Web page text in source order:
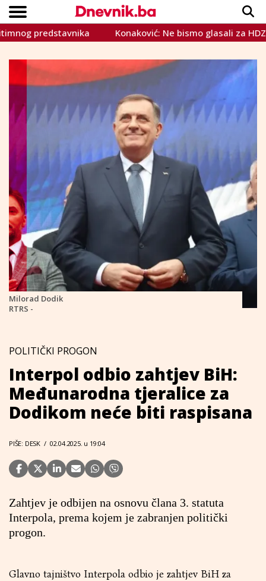
VIJESTI
SPORT
INTERVIEW
TEME
CRNA KRONIKA
LIFESTYLE
Copyright © Dnevnik.ba 2023.
predstavnika Konaković: Ne bismo glasali za HDZ-
Milorad Dodik
RTRS -
POLITIČKI PROGON
Interpol odbio zahtjev BiH:
Međunarodna tjeralice za
Dodikom neće biti raspisana
PIŠE: DESK / 02.04.2025. u 19:04
Zahtjev je odbijen na osnovu člana 3. statuta
Interpola, prema kojem je zabranjen politički
progon.
Glavno tajništvo Interpola odbio je zahtjev BiH za